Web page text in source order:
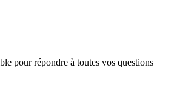
pour répondre à toutes vos questions